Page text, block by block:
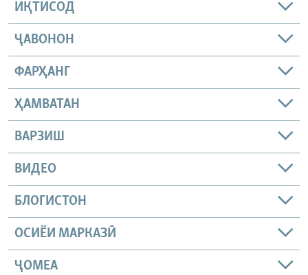
ИҚТИСОД
ҶАВОНОН
ФАРҲАНГ
ҲАМВАТАН
ВАРЗИШ
ВИДЕО
БЛОГИСТОН
ОСИЁИ МАРКАЗӢ
ҶОМEА